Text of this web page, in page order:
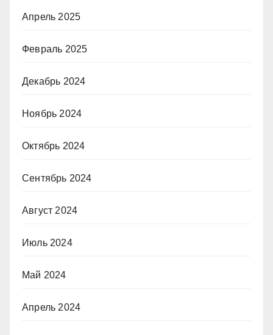
Апрель 2025
Февраль 2025
Декабрь 2024
Ноябрь 2024
Октябрь 2024
Сентябрь 2024
Август 2024
Июль 2024
Май 2024
Апрель 2024